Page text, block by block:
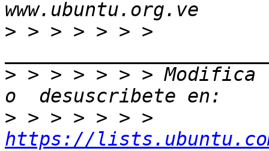
> > > > > > >
> > > > > > > Modifica
>
https://